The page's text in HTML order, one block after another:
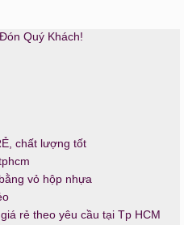
Quý Khách!
chất lượng tốt
vỏ hộp nhựa
rẻ theo yêu cầu tại Tp HCM